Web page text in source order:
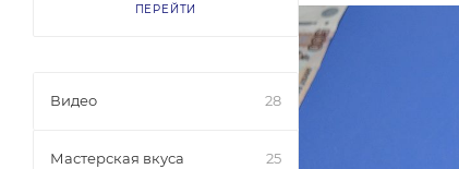
ПЕРЕЙТИ
Видео 28
Мастерская вкуса 25